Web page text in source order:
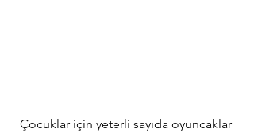
Çocuklar için yeterli sayıda oyuncaklar